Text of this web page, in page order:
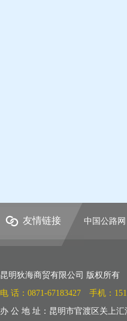
友情链接 中国公路网
昆明狄海商贸有限公司 版权所有
电 话：0871-67183427 手机：
办 公 地 址：昆明市官渡区关上